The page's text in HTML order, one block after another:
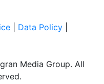
Data Policy
Media Group. All